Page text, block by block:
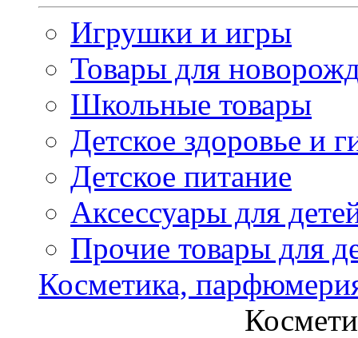
Игрушки и игры
Товары для
Школьные товары
Детское здоровье и
Детское питание
Аксессуары для
Прочие товары для
Косметика,